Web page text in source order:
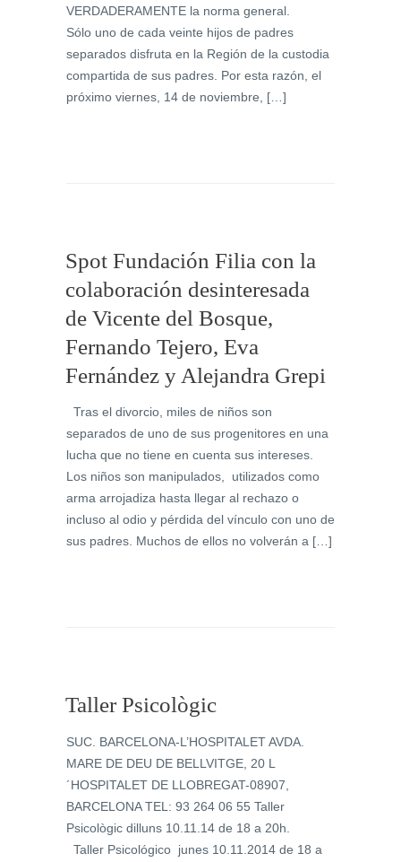
VERDADERAMENTE la norma general.
Sólo uno de cada veinte hijos de padres
separados disfruta en la Región de la custodia
compartida de sus padres. Por esta razón, el
próximo viernes, 14 de noviembre, […]
Spot Fundación Filia con la
colaboración desinteresada
de Vicente del Bosque,
Fernando Tejero, Eva
Fernández y Alejandra Grepi
Tras el divorcio, miles de niños son
separados de uno de sus progenitores en una
lucha que no tiene en cuenta sus intereses.
Los niños son manipulados, utilizados como
arma arrojadiza hasta llegar al rechazo o
incluso al odio y pérdida del vínculo con uno de
sus padres. Muchos de ellos no volverán a […]
Taller Psicològic
SUC. BARCELONA-L’HOSPITALET AVDA.
MARE DE DEU DE BELLVITGE, 20 L
´HOSPITALET DE LLOBREGAT-08907,
BARCELONA‎ TEL: 93 264 06 55 Taller
Psicològic dilluns 10.11.14 de 18 a 20h.
Taller Psicológico junes ‎10.11.2014 de 18 a